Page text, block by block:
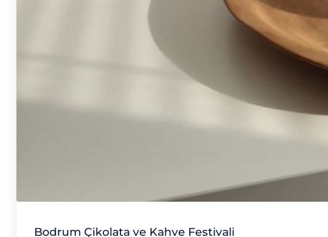
Bodrum Çikolata ve Kahve Festivali